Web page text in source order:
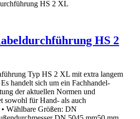
HS 2
Typ HS 2 XL mit extra langem
handelt sich um ein Fachhandel-
der aktuellen Normen und
sowohl für Hand- als auch
Wählbare Größen: DN